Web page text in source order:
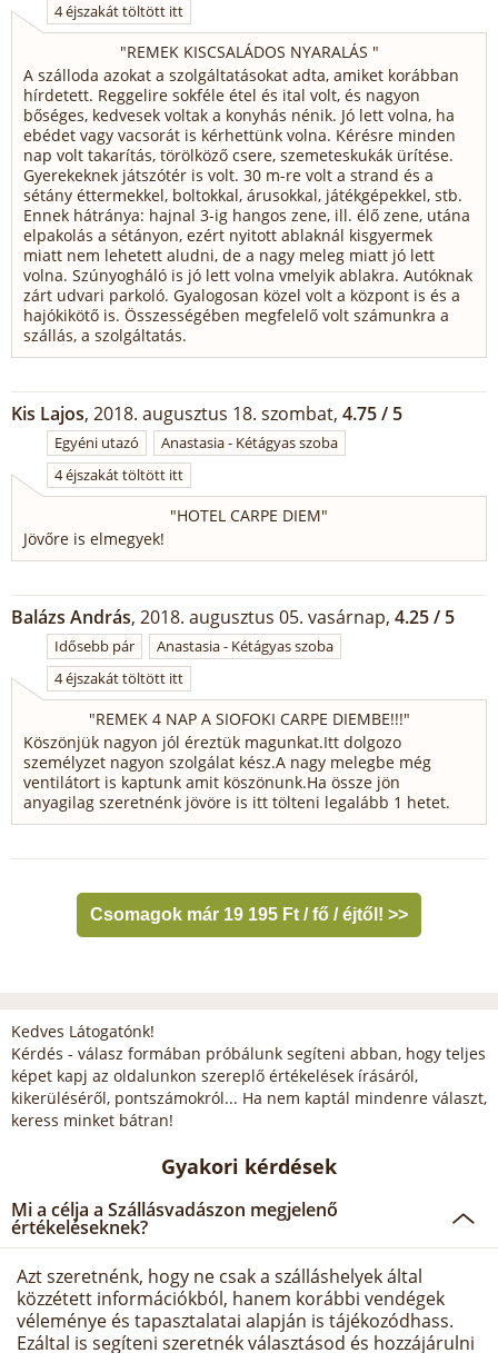
4 éjszakát töltött itt
"REMEK KISCSALÁDOS NYARALÁS "
A szálloda azokat a szolgáltatásokat adta, amiket korábban
hírdetett. Reggelire sokféle étel és ital volt, és nagyon
bőséges, kedvesek voltak a konyhás nénik. Jó lett volna, ha
ebédet vagy vacsorát is kérhettünk volna. Kérésre minden
nap volt takarítás, törölköző csere, szemeteskukák ürítése.
Gyerekeknek játszótér is volt. 30 m-re volt a strand és a
sétány éttermekkel, boltokkal, árusokkal, játékgépekkel, stb.
Ennek hátránya: hajnal 3-ig hangos zene, ill. élő zene, utána
elpakolás a sétányon, ezért nyitott ablaknál kisgyermek
miatt nem lehetett aludni, de a nagy meleg miatt jó lett
volna. Szúnyogháló is jó lett volna vmelyik ablakra. Autóknak
zárt udvari parkoló. Gyalogosan közel volt a központ is és a
hajókikötő is. Összességében megfelelő volt számunkra a
szállás, a szolgáltatás.
Kis Lajos, 2018. augusztus 18. szombat, 4.75 / 5
Egyéni utazó
Anastasia - Kétágyas szoba
4 éjszakát töltött itt
"HOTEL CARPE DIEM"
Jövőre is elmegyek!
Balázs András, 2018. augusztus 05. vasárnap, 4.25 / 5
Idősebb pár
Anastasia - Kétágyas szoba
4 éjszakát töltött itt
"REMEK 4 NAP A SIOFOKI CARPE DIEMBE!!!"
Köszönjük nagyon jól éreztük magunkat.Itt dolgozo
személyzet nagyon szolgálat kész.A nagy melegbe még
ventilátort is kaptunk amit köszönunk.Ha össze jön
anyagilag szeretnénk jövöre is itt tölteni legalább 1 hetet.
Csomagok már 19 195 Ft / fő / éjtől! >>
Kedves Látogatónk!
Kérdés - válasz formában próbálunk segíteni abban, hogy teljes
képet kapj az oldalunkon szereplő értékelések írásáról,
kikerüléséről, pontszámokról... Ha nem kaptál mindenre választ,
keress minket bátran!
Gyakori kérdések
Mi a célja a Szállásvadászon megjelenő
értékeléseknek?
Azt szeretnénk, hogy ne csak a szálláshelyek által
közzétett információkból, hanem korábbi vendégek
véleménye és tapasztalatai alapján is tájékozódhass.
Ezáltal is segíteni szeretnék választásod és hozzájárulni